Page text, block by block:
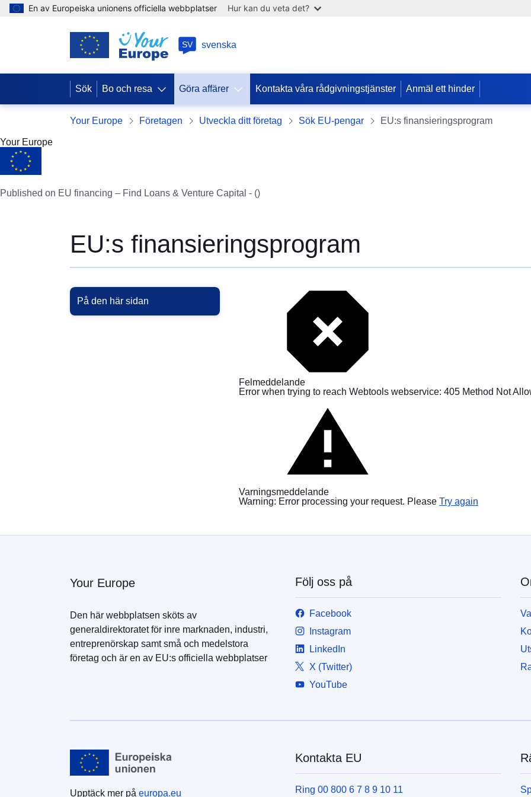
En av Europeiska unionens officiella webbplatser Hur kan du veta det?
SV svenska
Sök Bo och resa Göra affärer Kontakta våra rådgivningstjänster Anmäl ett hinder
Your Europe Företagen Utveckla ditt företag Sök EU-pengar EU:s finansieringsprogram
Your Europe
Published on EU financing – Find Loans & Venture Capital - ()
EU:s finansieringsprogram
På den här sidan
Felmeddelande
Error when trying to reach Webtools webservice: 405 Method Not
Varningsmeddelande
Warning: Error processing your request. Please Try again
Your Europe
Den här webbplatsen sköts av
generaldirektoratet för inre marknaden, industri,
entreprenörskap samt små och medelstora
företag och är en av EU:s officiella webbplatser
Följ oss på
Facebook
Instagram
LinkedIn
X (Twitter)
YouTube
Upptäck mer på europa.eu
Kontakta EU
Ring 00 800 6 7 8 9 10 11